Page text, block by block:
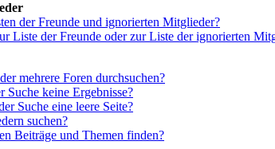
der Freunde und ignorierten Mitglieder?
Liste der Freunde oder zur Liste der ignorierten
mehrere Foren durchsuchen?
Suche keine Ergebnisse?
Suche eine leere Seite?
suchen?
Beiträge und Themen finden?